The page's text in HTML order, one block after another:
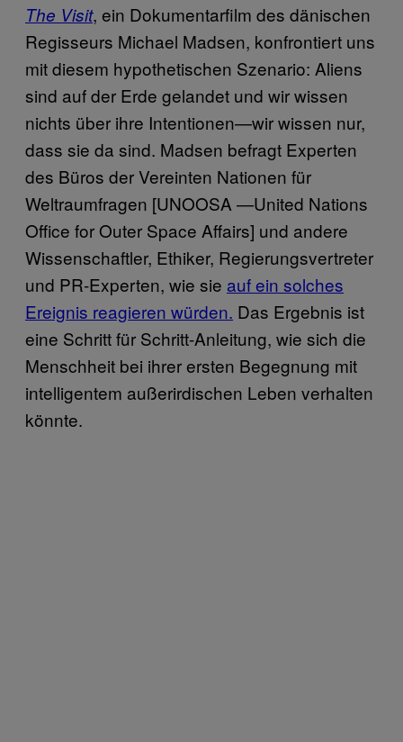
The Visit, ein Dokumentarfilm des dänischen
Regisseurs Michael Madsen, konfrontiert uns
mit diesem hypothetischen Szenario: Aliens
sind auf der Erde gelandet und wir wissen
nichts über ihre Intentionen—wir wissen nur,
dass sie da sind. Madsen befragt Experten
des Büros der Vereinten Nationen für
Weltraumfragen [UNOOSA —United Nations
Office for Outer Space Affairs] und andere
Wissenschaftler, Ethiker, Regierungsvertreter
und PR-Experten, wie sie auf ein solches
Ereignis reagieren würden. Das Ergebnis ist
eine Schritt für Schritt-Anleitung, wie sich die
Menschheit bei ihrer ersten Begegnung mit
intelligentem außerirdischen Leben verhalten
könnte.